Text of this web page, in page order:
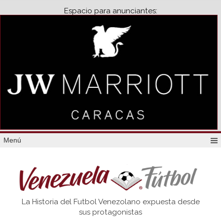
Espacio para anunciantes:
Menú
Venezuela
La Historia del Futbol Venezolano expuesta desde
sus protagonistas